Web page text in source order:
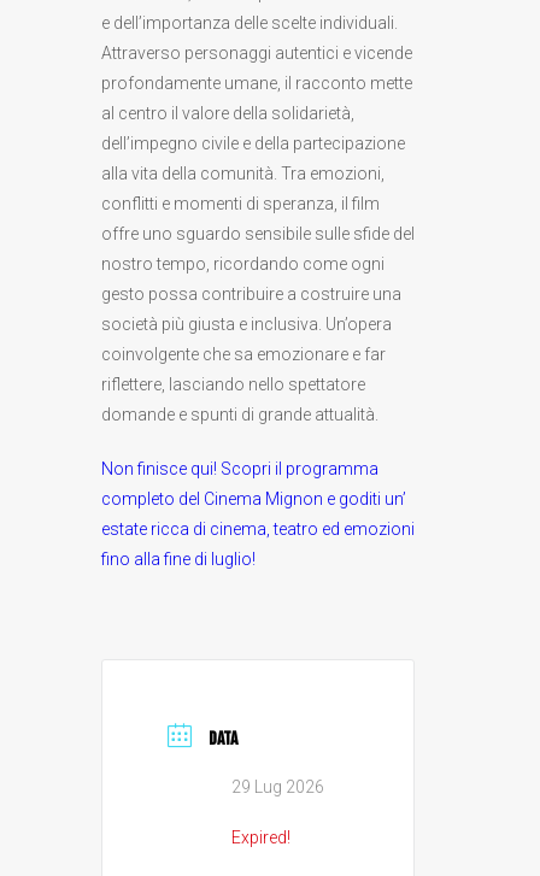
e dell’importanza delle scelte individuali.
Attraverso personaggi autentici e vicende
profondamente umane, il racconto mette
al centro il valore della solidarietà,
dell’impegno civile e della partecipazione
alla vita della comunità. Tra emozioni,
conflitti e momenti di speranza, il film
offre uno sguardo sensibile sulle sfide del
nostro tempo, ricordando come ogni
gesto possa contribuire a costruire una
società più giusta e inclusiva. Un’opera
coinvolgente che sa emozionare e far
riflettere, lasciando nello spettatore
domande e spunti di grande attualità.
Non finisce qui! Scopri il programma
completo del Cinema Mignon e goditi un’
estate ricca di cinema, teatro ed emozioni
fino alla fine di luglio!
DATA
29 Lug 2026
Expired!